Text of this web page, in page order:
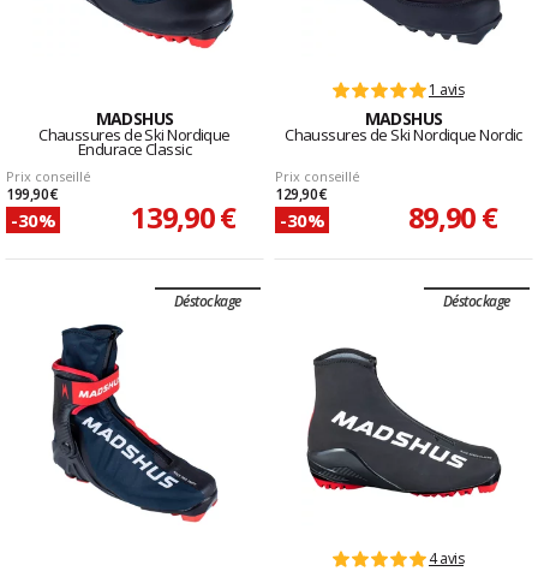
MADSHUS
Chaussures de Ski Nordique
Endurace Classic
Prix conseillé
199,90 €
-30% 139,90 €
1 avis
MADSHUS
Chaussures de Ski Nordique Nordic
Prix conseillé
129,90 €
-30% 89,90 €
Déstockage Déstockage
4 avis